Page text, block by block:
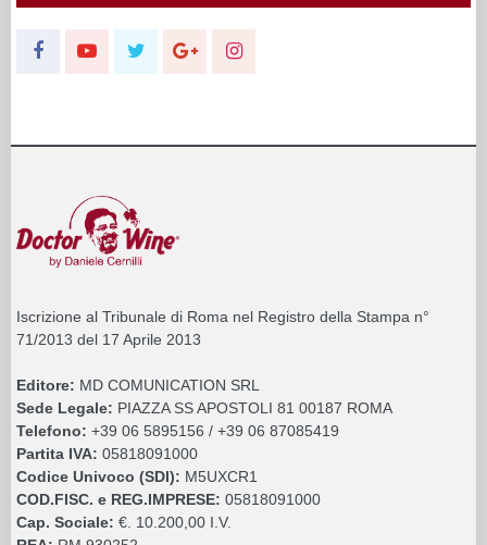
Iscrizione al Tribunale di Roma nel Registro della Stampa n°
71/2013 del 17 Aprile 2013
Editore: MD COMUNICATION SRL
Sede Legale: PIAZZA SS APOSTOLI 81 00187 ROMA
Telefono: +39 06 5895156 / +39 06 87085419
Partita IVA: 05818091000
Codice Univoco (SDI): M5UXCR1
COD.FISC. e REG.IMPRESE: 05818091000
Cap. Sociale: €. 10.200,00 I.V.